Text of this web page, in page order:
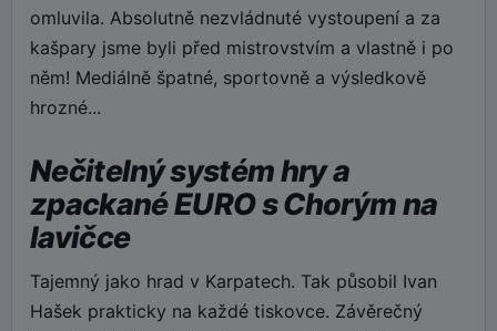
omluvila. Absolutně nezvládnuté vystoupení a za
kašpary jsme byli před mistrovstvím a vlastně i po
něm! Mediálně špatné, sportovně a výsledkově
hrozné...
Nečitelný systém hry a
zpackané EURO s Chorým na
lavičce
Tajemný jako hrad v Karpatech. Tak působil Ivan
Hašek prakticky na každé tiskovce. Závěrečný